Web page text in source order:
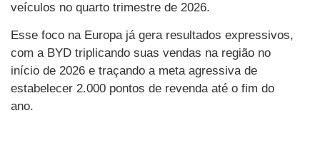
veículos no quarto trimestre de 2026.
Esse foco na Europa já gera resultados expressivos,
com a BYD triplicando suas vendas na região no
início de 2026 e traçando a meta agressiva de
estabelecer 2.000 pontos de revenda até o fim do
ano.